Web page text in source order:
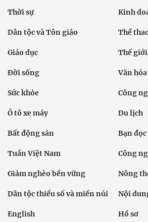
Thời sự Kinh
Dân tộc và Tôn giáo Thể
Giáo dục Thế giới
Đời sống Văn
Sức khỏe Công
Ô tô xe máy Du lịch
Bất động sản Bạn đọc
Tuần Việt Nam Công
Giảm nghèo bền vững Nông
Dân tộc thiểu số và miền núi Nội
English Hồ sơ